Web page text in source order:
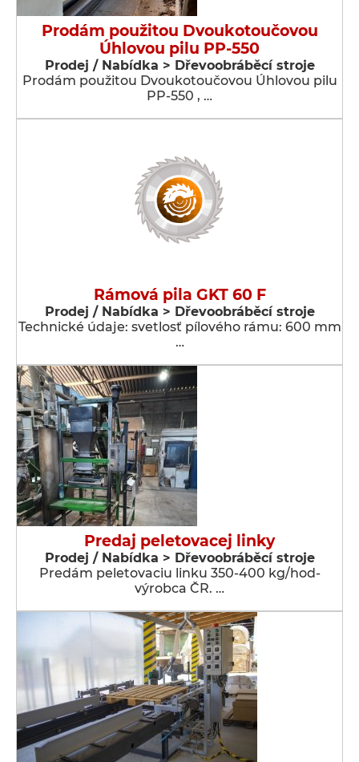
Prodám použitou Dvoukotoučovou
Úhlovou pilu PP-550
Prodej / Nabídka > Dřevoobráběcí stroje
Prodám použitou Dvoukotoučovou Úhlovou pilu
PP-550 , …
Rámová pila GKT 60 F
Prodej / Nabídka > Dřevoobráběcí stroje
Technické údaje: svetlosť pílového rámu: 600 mm
…
Predaj peletovacej linky
Prodej / Nabídka > Dřevoobráběcí stroje
Predám peletovaciu linku 350-400 kg/hod-
výrobca ČR. …